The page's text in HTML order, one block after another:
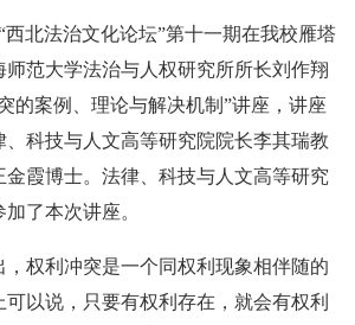
西北法治文化论坛”第十一期在我校雁塔
范大学法治与人权研究所所长刘作翔
的案例、理论与解决机制”讲座，讲座
、科技与人文高等研究院院长李其瑞教
霞博士。法律、科技与人文高等研究
了本次讲座。
，权利冲突是一个同权利现象相伴随的
以说，只要有权利存在，就会有权利